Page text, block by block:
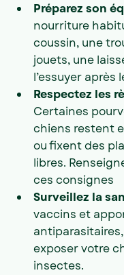
Préparez son
nourriture
coussin, une
jouets, une
l’essuyer après
Respectez les
Certaines
chiens restent
ou fixent des
libres.
ces consignes
Surveillez la
vaccins et
exposer votre
insectes.